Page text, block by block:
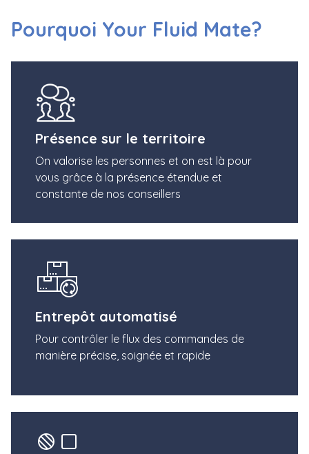
Pourquoi Your Fluid Mate?
Présence sur le territoire
On valorise les personnes et on est là pour
vous grâce à la présence étendue et
constante de nos conseillers
Entrepôt automatisé
Pour contrôler le flux des commandes de
manière précise, soignée et rapide